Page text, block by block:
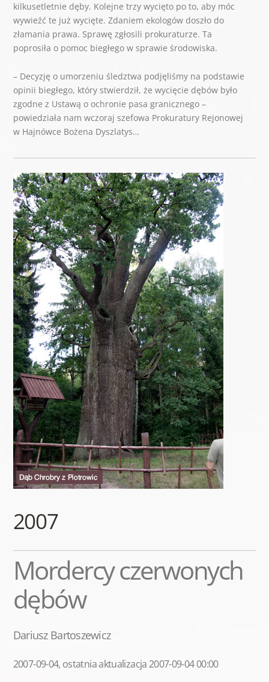
kilkusetletnie dęby. Kolejne trzy wycięto po to, aby móc
wywieźć te już wycięte. Zdaniem ekologów doszło do
złamania prawa. Sprawę zgłosili prokuraturze. Ta
poprosiła o pomoc biegłego w sprawie środowiska.
– Decyzję o umorzeniu śledztwa podjęliśmy na podstawie
opinii biegłego, który stwierdził, że wycięcie dębów było
zgodne z Ustawą o ochronie pasa granicznego –
powiedziała nam wczoraj szefowa Prokuratury Rejonowej
w Hajnówce Bożena Dyszlatys…
2007
Mordercy czerwonych
dębów
Dariusz Bartoszewicz
2007-09-04, ostatnia aktualizacja 2007-09-04 00:00